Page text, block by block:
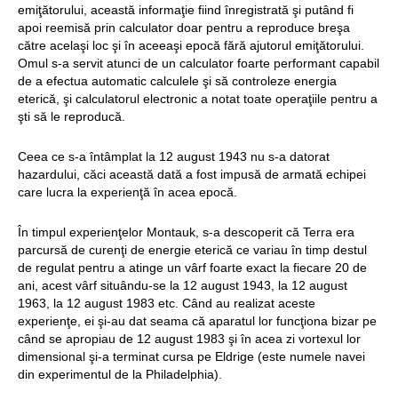
emiţătorului, această informaţie fiind înregistrată şi putând fi
apoi reemisă prin calculator doar pentru a reproduce breşa
către acelaşi loc şi în aceeaşi epocă fără ajutorul emiţătorului.
Omul s-a servit atunci de un calculator foarte performant capabil
de a efectua automatic calculele şi să controleze energia
eterică, şi calculatorul electronic a notat toate operaţiile pentru a
şti să le reproducă.
Ceea ce s-a întâmplat la 12 august 1943 nu s-a datorat
hazardului, căci această dată a fost impusă de armată echipei
care lucra la experienţă în acea epocă.
În timpul experienţelor Montauk, s-a descoperit că Terra era
parcursă de curenţi de energie eterică ce variau în timp destul
de regulat pentru a atinge un vârf foarte exact la fiecare 20 de
ani, acest vârf situându-se la 12 august 1943, la 12 august
1963, la 12 august 1983 etc. Când au realizat aceste
experienţe, ei şi-au dat seama că aparatul lor funcţiona bizar pe
când se apropiau de 12 august 1983 şi în acea zi vortexul lor
dimensional şi-a terminat cursa pe Eldrige (este numele navei
din experimentul de la Philadelphia).